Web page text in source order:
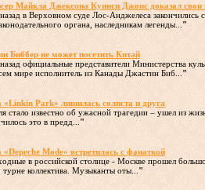
Майкла Джексона Куинси Джонс доказал свои
в Верховном суде Лос-Анджелеса
органа, наследникам легенды... "
Биббер не может посетить Китай
официальные представители Министерства
мире исполнитель из Канады Джастин Биб... "
«Linkin Park» лишилась солиста и друга
стало известно об ужасной трагедии – ушел из
это в предд... "
«Depeche Mode» встретилась с фанаткой
в российской столице - Москве прошел
коллектива. Музыканты оты... "